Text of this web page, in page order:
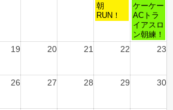
朝
RUN！
ケーケー
ACトラ
イアスロ
ン朝練！
19 20 21 22 23
26 27 28 29 30